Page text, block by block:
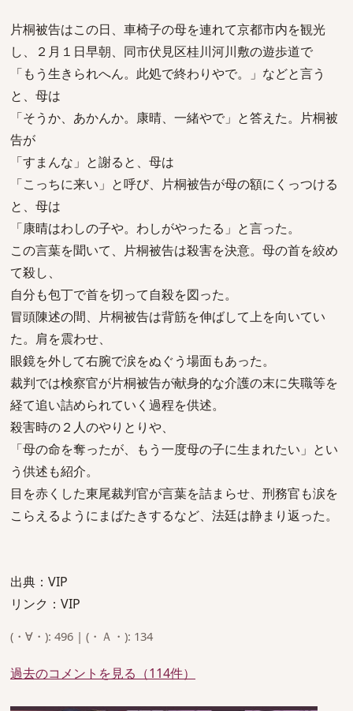
片桐被告はこの日、車椅子の母を連れて京都市内を観光
し、２月１日早朝、同市伏見区桂川河川敷の遊歩道で
「もう生きられへん。此処で終わりやで。」などと言う
と、母は
「そうか、あかんか。康晴、一緒やで」と答えた。片桐被
告が
「すまんな」と謝ると、母は
「こっちに来い」と呼び、片桐被告が母の額にくっつける
と、母は
「康晴はわしの子や。わしがやったる」と言った。
この言葉を聞いて、片桐被告は殺害を決意。母の首を絞め
て殺し、
自分も包丁で首を切って自殺を図った。
冒頭陳述の間、片桐被告は背筋を伸ばして上を向いてい
た。肩を震わせ、
眼鏡を外して右腕で涙をぬぐう場面もあった。
裁判では検察官が片桐被告が献身的な介護の末に失職等を
経て追い詰められていく過程を供述。
殺害時の２人のやりとりや、
「母の命を奪ったが、もう一度母の子に生まれたい」とい
う供述も紹介。
目を赤くした東尾裁判官が言葉を詰まらせ、刑務官も涙を
こらえるようにまばたきするなど、法廷は静まり返った。
出典：VIP
リンク：VIP
(・∀・): 496 | (・Ａ・): 134
過去のコメントを見る（114件）